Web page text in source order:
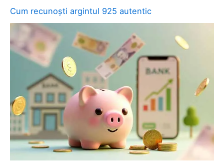
Cum recunoști argintul 925 autentic